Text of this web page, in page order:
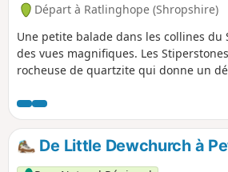
Départ à Ratlinghope (Shropshire)
Une petite balade dans les collines
des vues magnifiques. Les
rocheuse de quartzite qui donne un
De Little Dewchurch à